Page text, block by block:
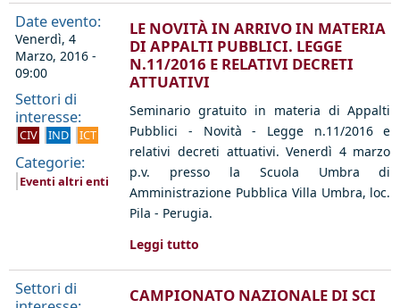
Date evento:
Venerdì, 4
Marzo, 2016 -
09:00
Settori di
interesse:
CIV IND ICT
Categorie:
Eventi altri enti
LE NOVITÀ IN ARRIVO IN MATERIA
DI APPALTI PUBBLICI. LEGGE
N.11/2016 E RELATIVI DECRETI
ATTUATIVI
Seminario gratuito in materia di Appalti
Pubblici - Novità - Legge n.11/2016 e
relativi decreti attuativi. Venerdì 4 marzo
p.v. presso la Scuola Umbra di
Amministrazione Pubblica Villa Umbra, loc.
Pila - Perugia.
Leggi tutto
Settori di
CAMPIONATO NAZIONALE DI SCI